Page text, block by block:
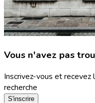
Vous n'avez pas
Inscrivez-vous et
recherche
S'inscrire